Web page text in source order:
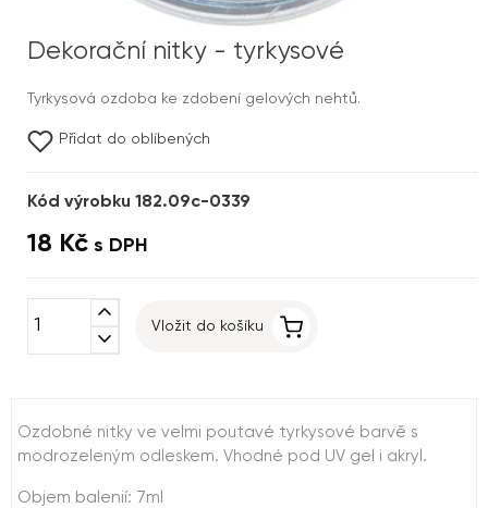
Dekorační nitky - tyrkysové
Tyrkysová ozdoba ke zdobení gelových nehtů.
Přidat do oblíbených
Kód výrobku 182.09c-0339
18 Kč s DPH
expand_less
expand_more
Vložit do košíku
Ozdobné nitky ve velmi poutavé tyrkysové barvě s
modrozeleným odleskem. Vhodné pod UV gel i akryl.
Objem balenií: 7ml